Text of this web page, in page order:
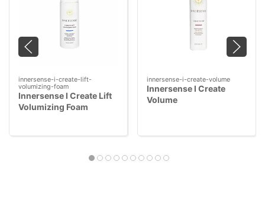
innersense-i-create-lift-
volumizing-foam
Innersense I Create Lift
Volumizing Foam
innersense-i-create-volume
Innersense I Create
Volume